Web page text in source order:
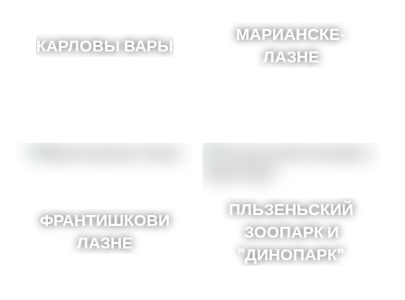
КАРЛОВЫ ВАРЫ
МАРИАНСКЕ-
ЛАЗНЕ
ФРАНТИШКОВИ
ЛАЗНЕ
ПЛЬЗЕНЬСКИЙ
ЗООПАРК И
"ДИНОПАРК"